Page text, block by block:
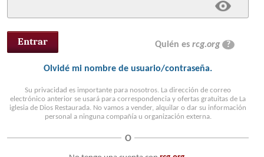
Quién esrcg.org ?
Olvidé mi nombre de usuario/contraseña.
Su privacidad es importante para nosotros. La dirección de correo
electrónico anterior se usará para correspondencia y ofertas gratuitas de La
iglesia de Dios Restaurada. No vamos a vender, alquilar o dar su información
personal a ninguna compañía u organización externa.
O